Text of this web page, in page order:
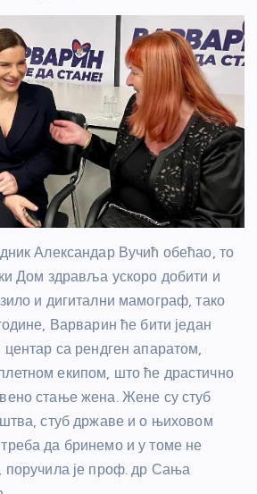
Александар Вучић обећао, то
Дом здравља ускоро добити и
и дигитални мамограф, тако
Варварин ће бити један
центар са рендген апаратом,
екипом, што ће драстично
стање жена. Жене су стуб
стуб државе и о њиховом
да бринемо и у томе не
поручила је проф. др Сања